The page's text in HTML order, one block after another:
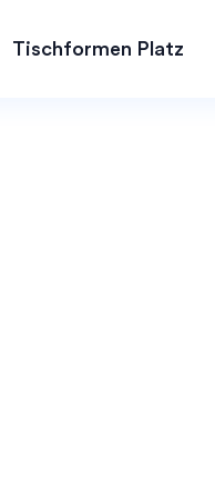
Tischformen Platz